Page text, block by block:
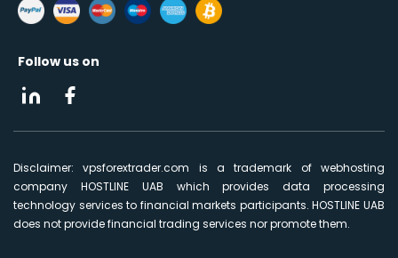
Follow us on
Disclaimer: vpsforextrader.com is a trademark of webhosting
company HOSTLINE UAB which provides data processing
technology services to financial markets participants. HOSTLINE UAB
does not provide financial trading services nor promote them.